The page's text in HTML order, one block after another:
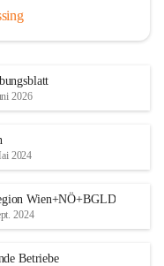
2026
2024
Wien+NÖ+BGLD
2024
Betriebe